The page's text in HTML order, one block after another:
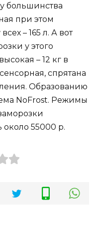
большинства
при этом
– 165 л. А вот
у этого
– 12 кг в
спрятана
Образованию
NoFrost. Режимы
около 55000 р.